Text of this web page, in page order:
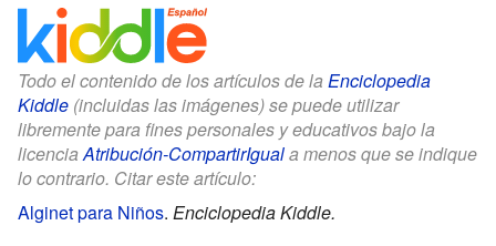
Todo el contenido de los artículos de la Enciclopedia
Kiddle (incluidas las imágenes) se puede utilizar
libremente para fines personales y educativos bajo la
licenciaAtribución-CompartirIguala menos que se indique
lo contrario. Citar este artículo:
Alginet para Niños. Enciclopedia Kiddle.